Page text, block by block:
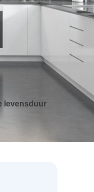
levensduur